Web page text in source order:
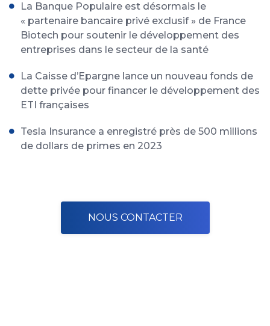
La Banque Populaire est désormais le
« partenaire bancaire privé exclusif » de France
Biotech pour soutenir le développement des
entreprises dans le secteur de la santé
La Caisse d’Epargne lance un nouveau fonds de
dette privée pour financer le développement des
ETI françaises
Tesla Insurance a enregistré près de 500 millions
de dollars de primes en 2023
NOUS CONTACTER